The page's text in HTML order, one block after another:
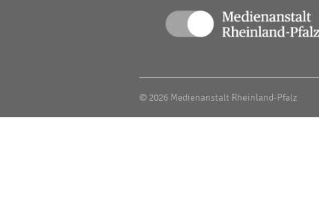
© 2026 Medienanstalt Rheinland-Pfalz